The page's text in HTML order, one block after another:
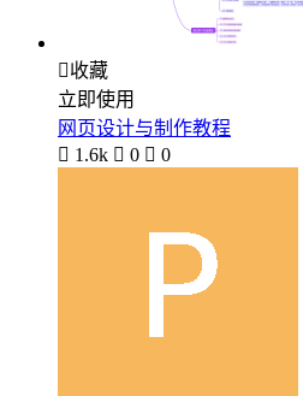
收藏
立即使用
网页设计与制作教程
 1.6k  0  0